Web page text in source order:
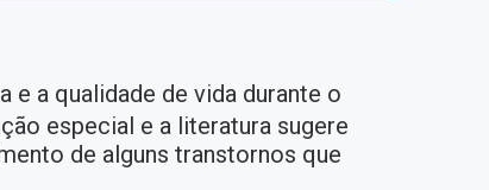
e a qualidade de vida durante o
especial e a literatura sugere
de alguns transtornos que